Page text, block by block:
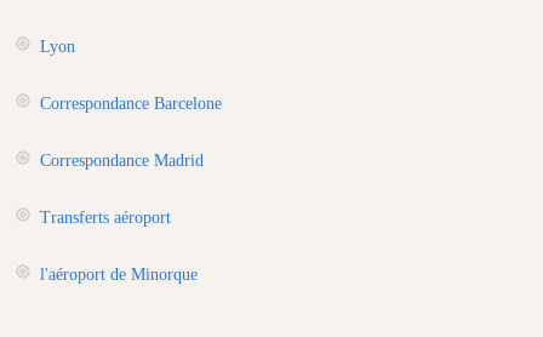
Lyon
Correspondance Barcelone
Correspondance Madrid
Transferts aéroport
l'aéroport de Minorque